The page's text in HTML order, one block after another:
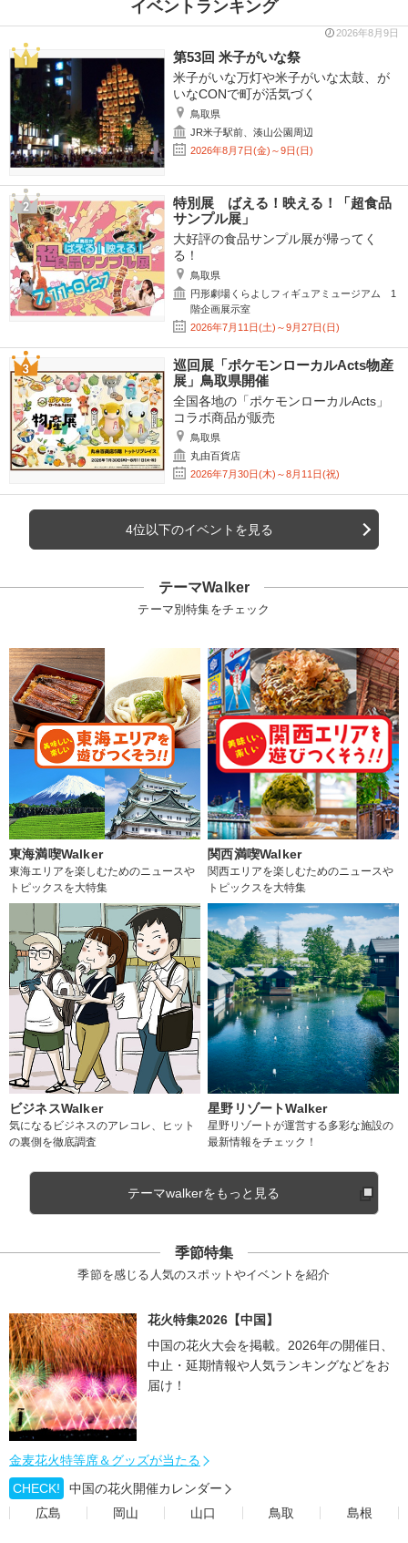
イベントランキング
2026年8月9日
第53回 米子がいな祭
米子がいな万灯や米子がいな太鼓、が
いなCONで町が活気づく
鳥取県
JR米子駅前、湊山公園周辺
2026年8月7日(金)～9日(日)
特別展 ばえる！映える！「超食品
サンプル展」
大好評の食品サンプル展が帰ってく
る！
鳥取県
円形劇場くらよしフィギュアミュージアム 1
階企画展示室
2026年7月11日(土)～9月27日(日)
巡回展「ポケモンローカルActs物産
展」鳥取県開催
全国各地の「ポケモンローカルActs」
コラボ商品が販売
鳥取県
丸由百貨店
2026年7月30日(木)～8月11日(祝)
4位以下のイベントを見る
テーマWalker
テーマ別特集をチェック
東海満喫Walker
東海エリアを楽しむためのニュースや
トピックスを大特集
関西満喫Walker
関西エリアを楽しむためのニュースや
トピックスを大特集
ビジネスWalker
気になるビジネスのアレコレ、ヒット
の裏側を徹底調査
星野リゾートWalker
星野リゾートが運営する多彩な施設の
最新情報をチェック！
テーマwalkerをもっと見る
季節特集
季節を感じる人気のスポットやイベントを紹介
花火特集2026【中国】
中国の花火大会を掲載。2026年の開催日、
中止・延期情報や人気ランキングなどをお
届け！
金麦花火特等席＆グッズが当たる
CHECK!
中国の花火開催カレンダー
広島
岡山 山口 鳥取 島根